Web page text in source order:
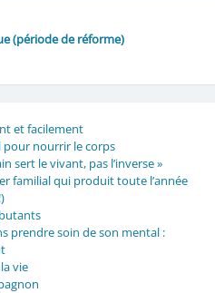
(période de réforme)
et facilement
pour nourrir le corps
sert le vivant, pas l’inverse »
familial qui produit toute l’année
prendre soin de son mental :
vie